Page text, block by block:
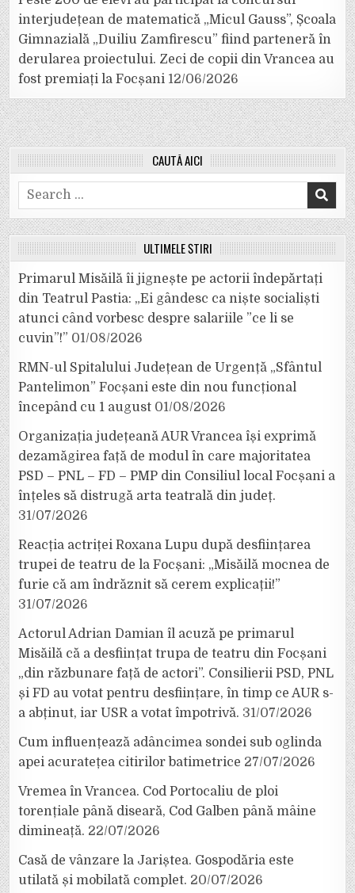
interjudețean de matematică „Micul Gauss”, Școala
Gimnazială „Duiliu Zamfirescu” fiind parteneră în
derularea proiectului. Zeci de copii din Vrancea au
fost premiați la Focșani 12/06/2026
CAUTĂ AICI
Search
for:
ULTIMELE ȘTIRI
Primarul Misăilă îi jignește pe actorii îndepărtați
din Teatrul Pastia: „Ei gândesc ca niște socialiști
atunci când vorbesc despre salariile ”ce li se
cuvin”!” 01/08/2026
RMN-ul Spitalului Județean de Urgență „Sfântul
Pantelimon” Focșani este din nou funcțional
începând cu 1 august 01/08/2026
Organizația județeană AUR Vrancea își exprimă
dezamăgirea față de modul în care majoritatea
PSD – PNL – FD – PMP din Consiliul local Focșani a
înțeles să distrugă arta teatrală din județ.
31/07/2026
Reacția actriței Roxana Lupu după desființarea
trupei de teatru de la Focșani: „Misăilă mocnea de
furie că am îndrăznit să cerem explicații!”
31/07/2026
Actorul Adrian Damian îl acuză pe primarul
Misăilă că a desființat trupa de teatru din Focșani
„din răzbunare față de actori”. Consilierii PSD, PNL
și FD au votat pentru desființare, în timp ce AUR s-
a abținut, iar USR a votat împotrivă. 31/07/2026
Cum influențează adâncimea sondei sub oglinda
apei acuratețea citirilor batimetrice 27/07/2026
Vremea în Vrancea. Cod Portocaliu de ploi
torențiale până diseară, Cod Galben până mâine
dimineață. 22/07/2026
Casă de vânzare la Jariștea. Gospodăria este
utilată și mobilată complet. 20/07/2026